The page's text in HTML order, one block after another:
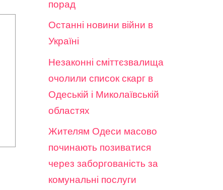
порад
Останні новини війни в
Україні
Незаконні сміттєзвалища
очолили список скарг в
Одеській і Миколаївській
областях
Жителям Одеси масово
починають позиватися
через заборгованість за
комунальні послуги